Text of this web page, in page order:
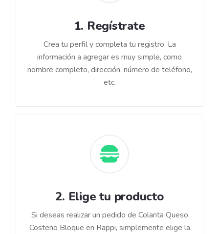
1. Regístrate
Crea tu perfil y completa tu registro. La
información a agregar es muy simple, como
nombre completo, dirección, número de teléfono,
etc.
2. Elige tu producto
Si deseas realizar un pedido de Colanta Queso
Costeño Bloque en Rappi, simplemente elige la